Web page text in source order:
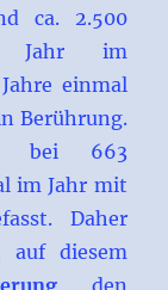
ca. 2.500
im
einmal
Berührung.
bei 663
im Jahr mit
Daher
auf diesem